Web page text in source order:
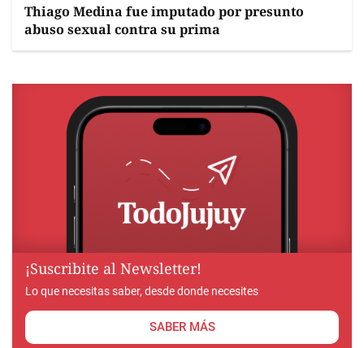
Thiago Medina fue imputado por presunto
abuso sexual contra su prima
¡Suscribite al Newsletter!
Lo que necesitas saber, desde donde necesites
SABER MÁS